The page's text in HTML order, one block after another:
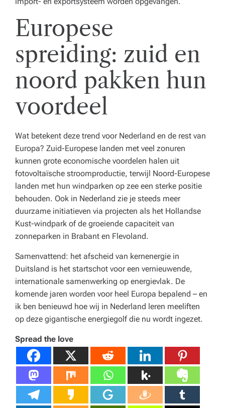
Europese
spreiding: zuid en
noord pakken hun
voordeel
Wat betekent deze trend voor Nederland en de rest van
Europa? Zuid-Europese landen met veel zonuren
kunnen grote economische voordelen halen uit
fotovoltaïsche stroomproductie, terwijl Noord-Europese
landen met hun windparken op zee een sterke positie
behouden. Ook in Nederland zie je steeds meer
duurzame initiatieven via projecten als het Hollandse
Kust-windpark of de groeiende capaciteit van
zonneparken in Brabant en Flevoland.
Samenvattend: het afscheid van kernenergie in
Duitsland is het startschot voor een vernieuwende,
internationale samenwerking op energievlak. De
komende jaren worden voor heel Europa bepalend – en
ik ben benieuwd hoe wij in Nederland leren meeliften
op deze gigantische energiegolf die nu wordt ingezet.
Spread the love